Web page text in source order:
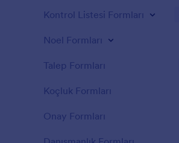
Kontrol Listesi Formları
Noel Formları
Talep Formları
Koçluk Formları
Onay Formları